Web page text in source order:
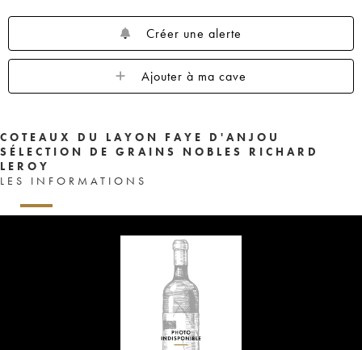
Créer une alerte
Ajouter à ma cave
COTEAUX DU LAYON FAYE D'ANJOU
SÉLECTION DE GRAINS NOBLES RICHARD
LEROY
LES INFORMATIONS